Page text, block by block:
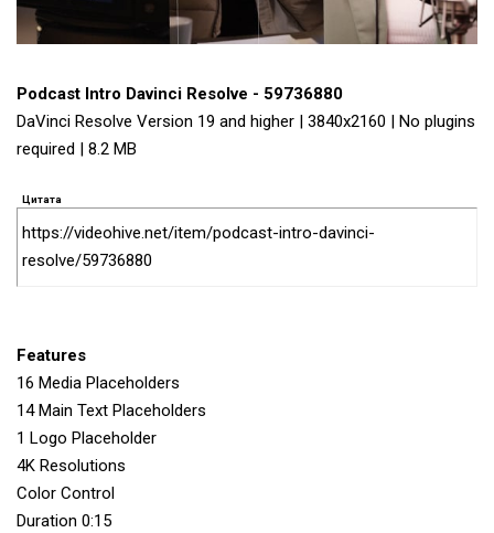
Podcast Intro Davinci Resolve - 59736880
DaVinci Resolve Version 19 and higher | 3840x2160 | No plugins
required | 8.2 MB
Цитата
https://videohive.net/item/podcast-intro-davinci-
resolve/59736880
Features
16 Media Placeholders
14 Main Text Placeholders
1 Logo Placeholder
4K Resolutions
Color Control
Duration 0:15